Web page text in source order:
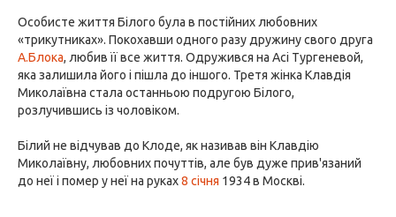
Особисте життя Білого була в постійних любовних
«трикутниках». Покохавши одного разу дружину свого друга
А.Блока, любив її все життя. Одружився на Асі Тургеневой,
яка залишила його і пішла до іншого. Третя жінка Клавдія
Миколаївна стала останньою подругою Білого,
розлучившись із чоловіком.
Білий не відчував до Клоде, як називав він Клавдію
Миколаївну, любовних почуттів, але був дуже прив'язаний
до неї і помер у неї на руках8 січня 1934 в Москві.